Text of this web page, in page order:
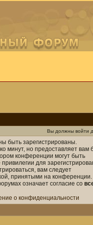
Вы должны войти
быть зарегистрированы.
минут, но предоставляет вам
конференции могут быть
для
вам следует
принятыми на конференции.
означает согласие со
о конфиденциальности